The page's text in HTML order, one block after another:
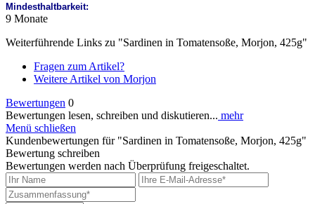
Mindesthaltbarkeit:
9 Monate
Weiterführende Links zu "Sardinen in Tomatensoße, Morjon, 425g"
Fragen zum Artikel?
Weitere Artikel von Morjon
Bewertungen 0
Bewertungen lesen, schreiben und diskutieren... mehr
Menü schließen
Kundenbewertungen für "Sardinen in Tomatensoße, Morjon, 425g"
Bewertung schreiben
Bewertungen werden nach Überprüfung freigeschaltet.